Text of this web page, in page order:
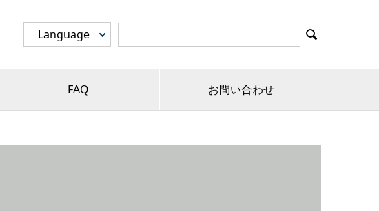

FAQ お問い合わせ